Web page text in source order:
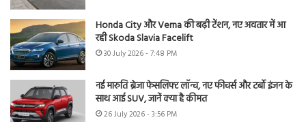
Honda City और Verna की बढ़ी टेंशन, नए अवतार में आ
रही Skoda Slavia Facelift
30 July 2026 - 7:48 PM
नई मारुति ब्रेजा फेसलिफ्ट लॉन्च, नए फीचर्स और टर्बो इंजन के
साथ आई SUV, जानें क्या है कीमत
26 July 2026 - 3:56 PM